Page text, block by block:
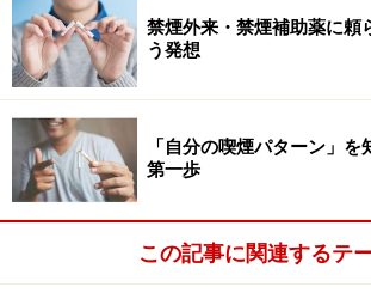
う期待感や楽しみが、別れの先に控え
タバコも同じ。「タバコをやめる」と
く、「タバコを卒業することで、タバ
言えば、タバコに縛られない、新しい
る」と考えることで、心の中がふっと
に禁煙に取り組めるようになる人は多い
まずは明日から「タバコのない新しい
イメージし、「タバコがいらない新し
禁煙外来・禁煙補助薬に頼
う発想
「自分の喫煙パターン」
第一歩
この記事に関連するテ